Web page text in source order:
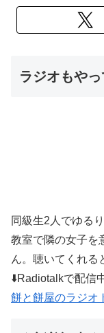
ラジオもやっ
同級生2人でゆる
教室で隣の女子を
ん。聴いてくれる
⬇️Radiotalkで配信
餅と餅屋のラジオ